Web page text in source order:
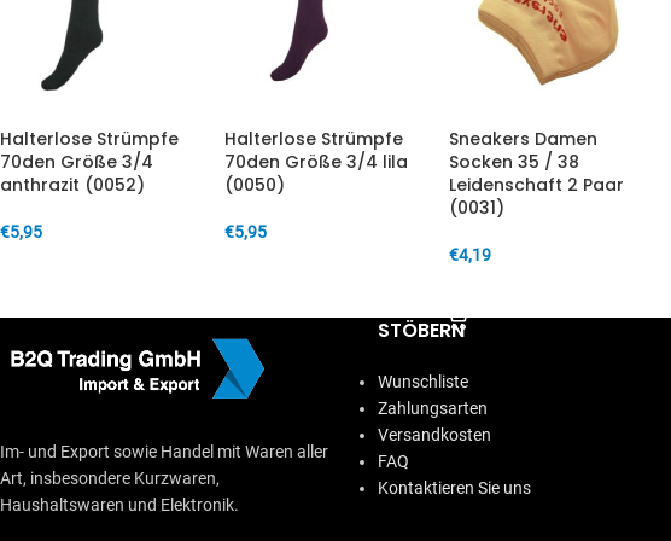
Halterlose Strümpfe
70den Größe 3/4
anthrazit (0052)
€5,95
Halterlose Strümpfe
70den Größe 3/4 lila
(0050)
€5,95
Sneakers Damen
Socken 35 / 38
Leidenschaft 2 Paar
(0031)
€4,19
Im- und Export sowie Handel mit Waren aller
Art, insbesondere Kurzwaren,
Haushaltswaren und Elektronik.
STÖBERN
Wunschliste
Zahlungsarten
Versandkosten
FAQ
Kontaktieren Sie uns